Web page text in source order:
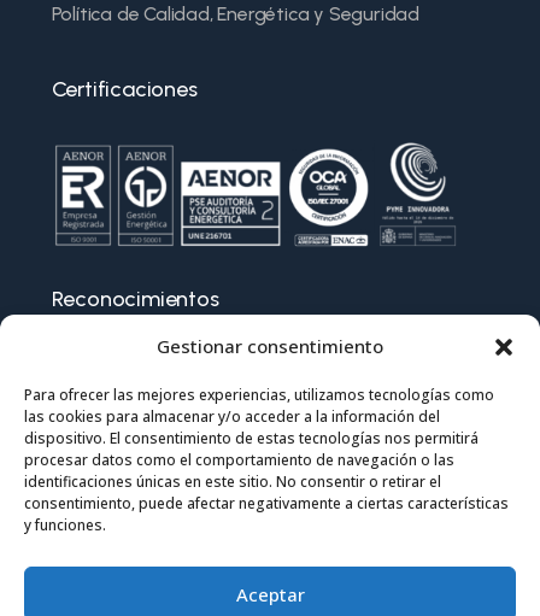
Gestionar consentimiento
Para ofrecer las mejores experiencias, utilizamos tecnologías como
las cookies para almacenar y/o acceder a la información del
dispositivo. El consentimiento de estas tecnologías nos permitirá
procesar datos como el comportamiento de navegación o las
identificaciones únicas en este sitio. No consentir o retirar el
consentimiento, puede afectar negativamente a ciertas características
y funciones.
Aceptar
Política de Calidad, Energética y Seguridad
Certificaciones
Reconocimientos